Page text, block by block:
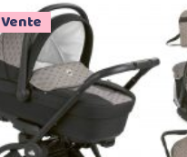
Vente
Ajouter au panier